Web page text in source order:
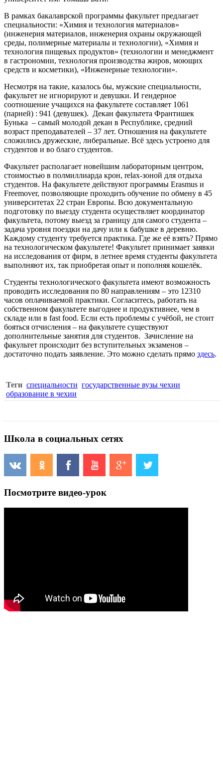
В рамках бакалаврской программы факультет предлагает
специальности: «Химия и технология материалов»
(инженерия материалов, инженерия охраны окружающей
среды, полимерные материалы и технологии), «Химия и
технология пищевых продуктов» (технологии и менеджмент
в гастрономии, технология производства жиров, моющих
средств и косметики), «Инженерные технологии».
Несмотря на такие, казалось бы, мужские специальности,
факультет не игнорируют и девушки. И гендерное
соотношение учащихся на факультете составляет 1061
(парней) : 941 (девушек). Декан факультета Франтишек
Бунька – самый молодой декан в Республике, средний
возраст преподавателей – 37 лет. Отношения на факультете
сложились дружеские, либеральные. Всё здесь устроено для
студентов и во благо студентов.
Факультет располагает новейшим лабораторным центром,
стоимостью в полмиллиарда крон, relaх-зоной для отдыха
студентов. На факультете действуют программы Erasmus и
Freemover, позволяющие проходить обучение по обмену в 45
университетах 22 стран Европы. Всю документальную
подготовку по выезду студента осуществляет координатор
факультета, потому выезд за границу для самого студента –
задача уровня поездки на дачу или к бабушке в деревню.
Каждому студенту требуется практика. Где же её взять? Прямо
на технологическом факультете! Факультет принимает заявки
на исследования от фирм, в летнее время студенты факультета
выполняют их, так приобретая опыт и пополняя кошелёк.
Студенты технологического факультета имеют возможность
проводить исследования по 80 направлениям – это 12310
часов оплачиваемой практики. Согласитесь, работать на
собственном факультете выгоднее и продуктивнее, чем в
складе или в fast food. Если есть проблемы с учёбой, не стоит
бояться отчисления – на факультете существуют
дополнительные занятия для студентов. Зачисление на
факультет происходит без вступительных экзаменов –
достаточно подать заявление. Это можно сделать прямо здесь.
Теги специальности государственные вузы чехии
образование в чехии
Школа в социальных сетях
Посмотрите видео-урок